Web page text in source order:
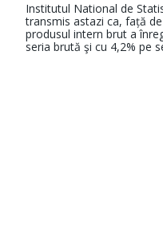
Institutul National de
transmis astazi ca, față
produsul intern brut a
seria brută şi cu 4,2% pe